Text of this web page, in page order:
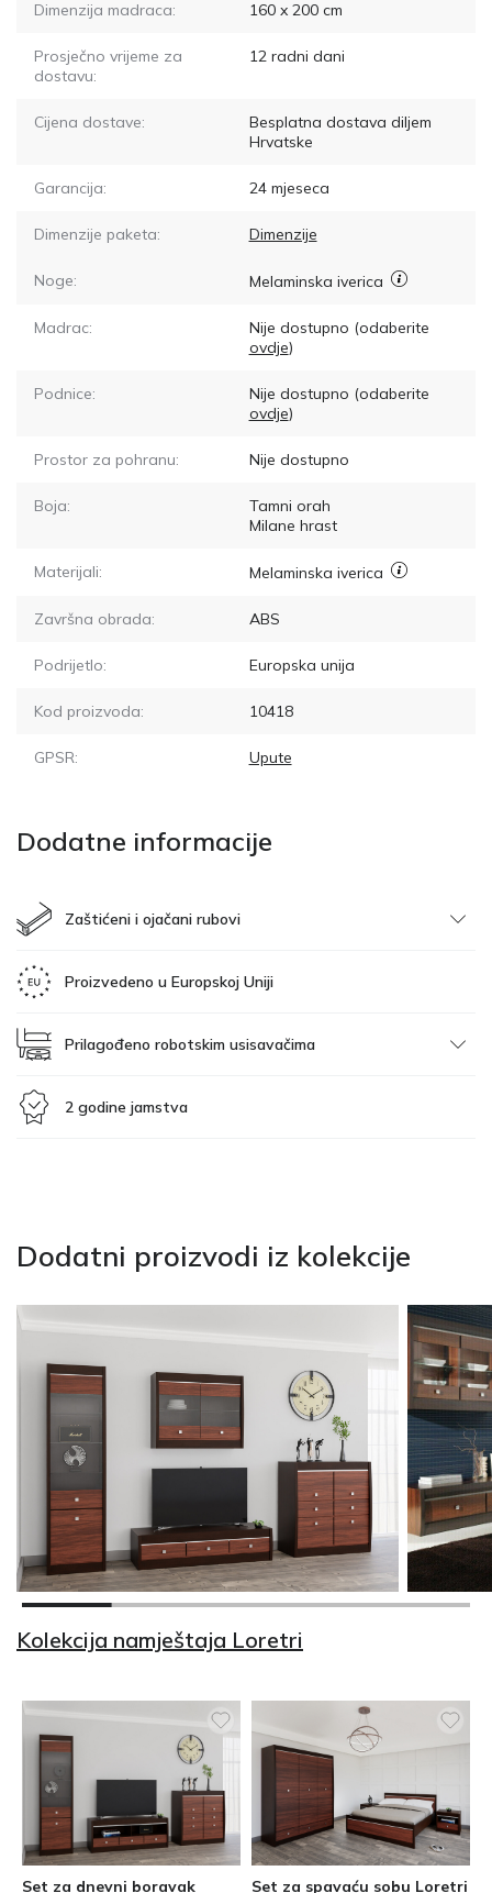
Dimenzija madraca: 160 x 200 cm
Prosječno vrijeme za
dostavu:
12radni dani
Cijena dostave:
Besplatna dostava diljem
Hrvatske
Garancija: 24 mjeseca
Dimenzije paketa: Dimenzije
Noge: Melaminska iverica
Madrac: Nije dostupno (odaberite
ovdje)
Podnice: Nije dostupno (odaberite
ovdje)
Prostor za pohranu: Nije dostupno
Boja:
Tamni orah
Milane hrast
Materijali: Melaminska iverica
Završna obrada: ABS
Podrijetlo: Europska unija
Kod proizvoda: 10418
GPSR: Upute
Dodatne informacije
Zaštićeni i ojačani rubovi
Proizvedeno u Europskoj Uniji
Prilagođeno robotskim usisavačima
2 godine jamstva
Dodatni proizvodi iz kolekcije
Kolekcija namještaja Loretri
Set za dnevni boravak Set za spavaću sobu Loretri